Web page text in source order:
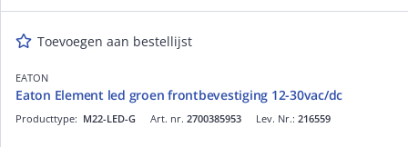
Toevoegen aan bestellijst
EATON
Eaton Element led groen frontbevestiging 12-30vac/dc
Art. nr. 2700385953
Producttype: M22-LED-G Lev. Nr.: 216559